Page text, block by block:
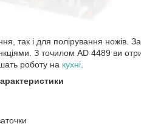
так і для полірування ножів.
З точилом AD 4489 ви
роботу на кухні.